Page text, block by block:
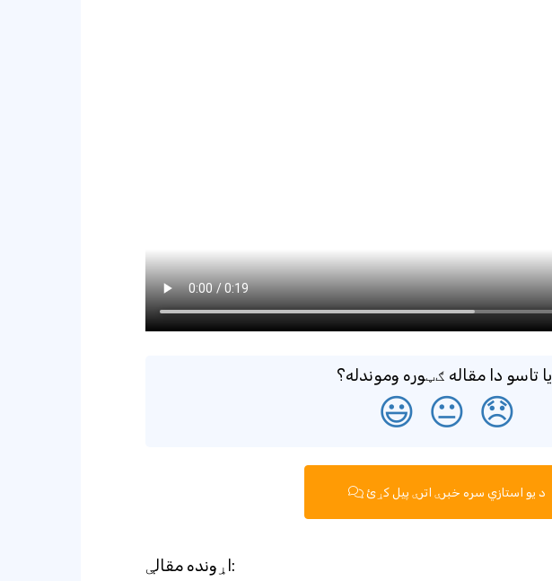
ایا تاسو دا مقاله ګټوره وموندله؟
😃 😐 😞
د یو استازي سره خبرې اترې پیل کړئ
اړونده مقالې: